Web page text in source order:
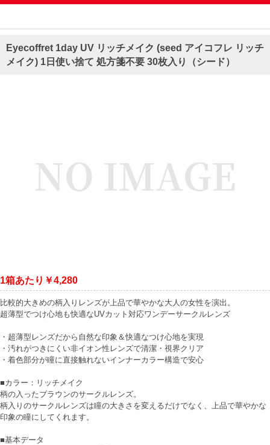
Eyecoffret 1day UV リッチメイク (seed アイコフレ リッチ
メイク) 1日使い捨て 処方箋不要 30枚入り（シード）
1箱あたり￥4,280
比較的大きめの柄入りレンズが上品で華やかな大人の女性を演出。
超薄型でつけ心地も快適なUVカット対応ワンデーサークルレンズ
・超薄型レンズだから自然な印象＆快適なつけ心地を実現
・汚れがつきにくい非イオン性レンズで清潔・視界クリア
・着色部分が瞳に直接触れないインナーカラー構造で安心
■カラー：リッチメイク
柄の入ったブラウンのサークルレンズ。
柄入りのサークルレンズは瞳の大きさを変えるだけでなく、上品で華やかな
印象の瞳にしてくれます。
■基本データ